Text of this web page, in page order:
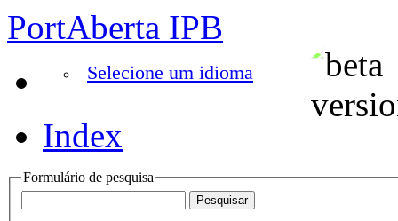
PortAberta IPB
Selecione um idioma
Index
Formulário de pesquisa